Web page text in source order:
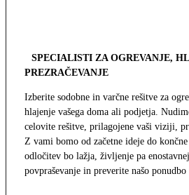
SPECIALISTI ZA OGREVANJE,
PREZRAČEVANJE
Izberite sodobne in varčne rešitve za
hlajenje vašega doma ali podjetja.
celovite rešitve, prilagojene vaši viziji,
Z vami bomo od začetne ideje do
odločitev bo lažja, življenje pa
povpraševanje in preverite našo ponudbo